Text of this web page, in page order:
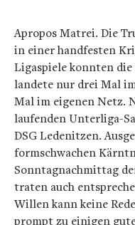
Apropos Matrei. Die
in einer handfesten
Ligaspiele konnten
landete nur drei Mal
Mal im eigenen Netz.
laufenden Unterliga-
DSG Ledenitzen.
formschwachen
Sonntagnachmittag
traten auch
Willen kann keine
prompt zu einigen